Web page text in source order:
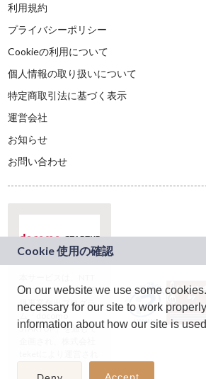
利用規約
プライバシーポリシー
Cookieの利用について
個人情報の取り扱いについて
特定商取引法に基づく表示
運営会社
お知らせ
お問い合わせ
ドコモグループの新
規事業創出プログラ
ム「docomo
STARTUP」を通じて
On our website we use some
necessary for our site to work
information about how our site is